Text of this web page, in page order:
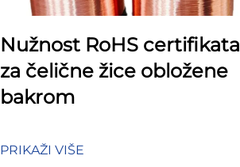
Nužnost RoHS certifikata
za čelične žice obložene
bakrom
PRIKAŽI VIŠE